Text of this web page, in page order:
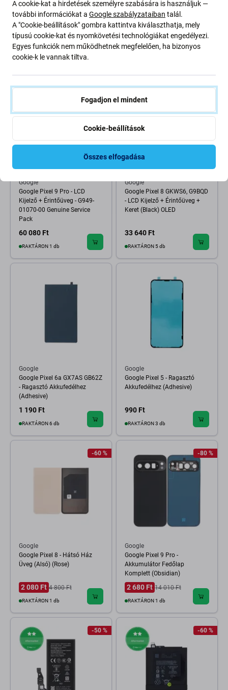
Google
Google Pixel 5 - SIM Adapter
(Just Black) - G852-01036-01
Genuine Service Pack
2 800 Ft
RENDELÉSRE
Google
Google Pixel 8 - Akkumulátor
GS35E 4575mAh
2 160 Ft 3 600 Ft
Google
Google Pixel 9 Pro - LCD
Kijelző + Érintőüveg - G949-
01070-00 Genuine Service
Pack
60 080 Ft
RAKTÁRON 1 db
Google
Google Pixel 8 GKWS6, G9BQD
- LCD Kijelző + Érintőüveg +
Keret (Black) OLED
33 640 Ft
RAKTÁRON 5 db
Google
Google Pixel 6a GX7AS GB62Z
- Ragasztó Akkufedélhez
(Adhesive)
1 190 Ft
RAKTÁRON 6 db
Google
Google Pixel 5 - Ragasztó
Akkufedélhez (Adhesive)
990 Ft
RAKTÁRON 3 db
-60 %
Google
Google Pixel 8 - Hátsó Ház
Üveg (Alsó) (Rose)
2 080 Ft 4 800 Ft
RAKTÁRON 1 db
-80 %
Google
Google Pixel 9 Pro -
Akkumulátor Fedőlap
Komplett (Obsidian)
2 680 Ft 14 010 Ft
RAKTÁRON 1 db
-50 % -60 %
A cookie-kat a hirdetések személyre szabására is használjuk —
további információkat a Google szabályzataiban talál.
A "Cookie-beállítások" gombra kattintva kiválaszthatja, mely
típusú cookie-kat és nyomkövetési technológiákat engedélyezi.
Egyes funkciók nem működhetnek megfelelően, ha bizonyos
cookie-k le vannak tiltva.
Fogadjon el mindent
Cookie-beállítások
Összes elfogadása